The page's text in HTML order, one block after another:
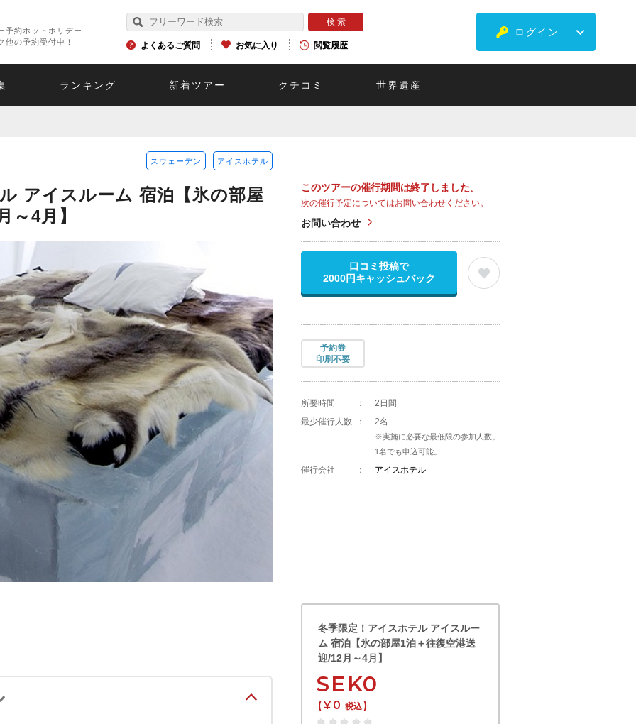
予約ホットホリデー
他の予約受付中！
よくあるご質問 お気に入り 閲覧履歴
ログイン
ランキング 新着ツアー クチコミ 世界遺産
スウェーデン アイスホテル
アイスルーム 宿泊【氷の部屋
～4月】
このツアーの催行期間は終了しました。
次の催行予定についてはお問い合わせください。
お問い合わせ
口コミ投稿で
2000円キャッシュバック
予約券
印刷不要
所要時間 ：
2日間
最少催行人数
： 2名
※実施に必要な最低限の参加人数。
1名でも申込可能。
催行会社 ： アイスホテル
冬季限定！アイスホテル アイスルー
ム 宿泊【氷の部屋1泊＋往復空港送
迎/12月～4月】
SEK0
(¥0 税込)